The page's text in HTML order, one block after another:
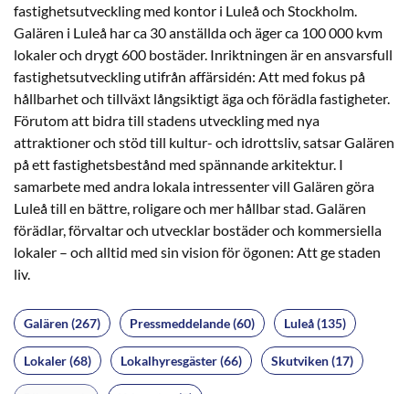
fastighetsutveckling med kontor i Luleå och Stockholm.
Galären i Luleå har ca 30 anställda och äger ca 100 000 kvm
lokaler och drygt 600 bostäder. Inriktningen är en ansvarsfull
fastighetsutveckling utifrån affärsidén: Att med fokus på
hållbarhet och tillväxt långsiktigt äga och förädla fastigheter.
Förutom att bidra till stadens utveckling med nya
attraktioner och stöd till kultur- och idrottsliv, satsar Galären
på ett fastighetsbestånd med spännande arkitektur. I
samarbete med andra lokala intressenter vill Galären göra
Luleå till en bättre, roligare och mer hållbar stad. Galären
förädlar, förvaltar och utvecklar bostäder och kommersiella
lokaler – och alltid med sin vision för ögonen: Att ge staden
liv.
Galären (267) Pressmeddelande (60) Luleå (135)
Lokaler (68) Lokalhyresgäster (66) Skutviken (17)